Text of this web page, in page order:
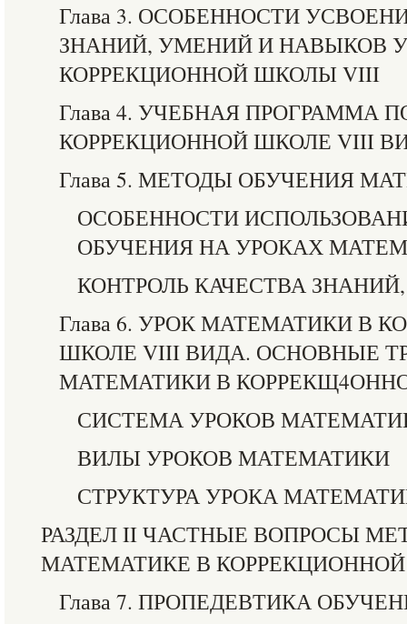
Глава 3. ОСОБЕННОСТИ
ЗНАНИЙ, УМЕНИЙ И НАВЫКОВ
КОРРЕКЦИОННОЙ ШКОЛЫ VIII
Глава 4. УЧЕБНАЯ ПРОГРАММА
КОРРЕКЦИОННОЙ ШКОЛЕ VIII
Глава 5. МЕТОДЫ ОБУЧЕНИЯ
ОСОБЕННОСТИ
ОБУЧЕНИЯ НА УРОКАХ
КОНТРОЛЬ КАЧЕСТВА
Глава 6. УРОК МАТЕМАТИКИ В
ШКОЛЕ VIII ВИДА. ОСНОВНЫЕ
МАТЕМАТИКИ В
СИСТЕМА УРОКОВ
ВИЛЫ УРОКОВ МАТЕМАТИКИ
СТРУКТУРА УРОКА
РАЗДЕЛ II ЧАСТНЫЕ ВОПРОСЫ
МАТЕМАТИКЕ В
Глава 7. ПРОПЕДЕВТИКА